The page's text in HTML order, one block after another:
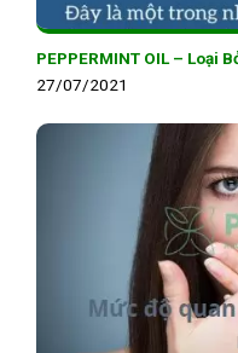
PEPPERMINT OIL – Loại
27/07/2021